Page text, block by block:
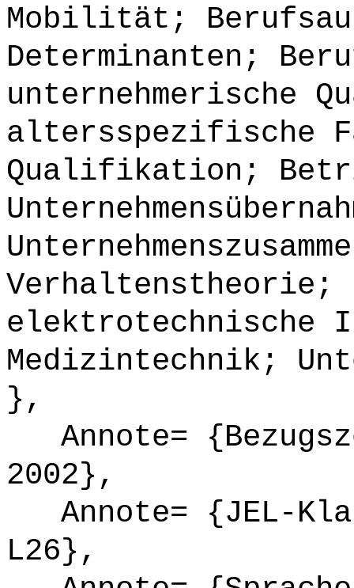
Mobilität;
Determinanten;
unternehmerische
altersspezifische
Qualifikation;
Verhaltenstheorie;
elektrotechnische
Medizintechnik;
},
Annote=
2002},
Annote= {JEL-
L26},